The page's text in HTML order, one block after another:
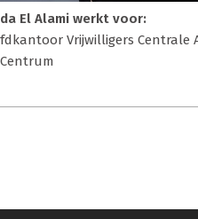
El Alami werkt voor:
Vrijwilligers Centrale
Centrum